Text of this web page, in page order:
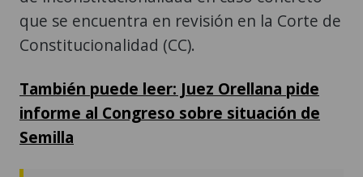
También puede leer: Juez Orellana pide
informe al Congreso sobre situación de
Semilla
“Esto demuestra una mala fe de